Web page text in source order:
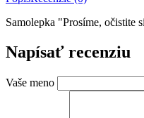
Samolepka "Prosíme, očistite
Napísať recenziu
Vaše meno